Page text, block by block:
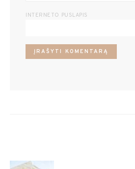
INTERNETO PUSLAPIS